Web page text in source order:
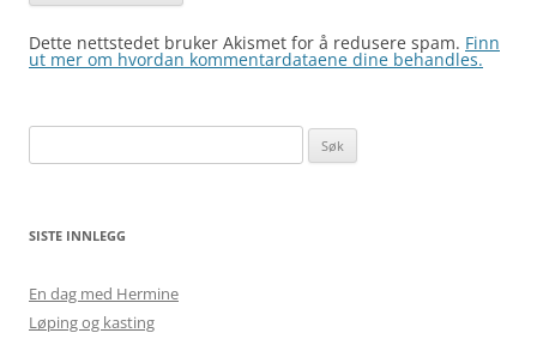
Dette nettstedet bruker Akismet for å redusere spam. Finn
ut mer om hvordan kommentardataene dine behandles.
etter:
SISTE INNLEGG
En dag med Hermine
Løping og kasting